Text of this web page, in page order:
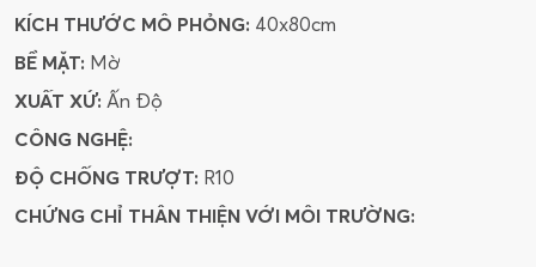
KÍCH THƯỚC MÔ PHỎNG: 40x80cm
BỀ MẶT: Mờ
XUẤT XỨ: Ấn Độ
CÔNG NGHỆ:
ĐỘ CHỐNG TRƯỢT: R10
CHỨNG CHỈ THÂN THIỆN VỚI MÔI TRƯỜNG: